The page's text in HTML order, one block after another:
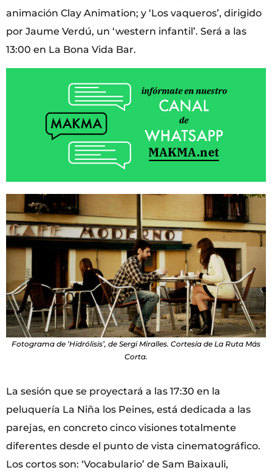
animación Clay Animation; y ‘Los vaqueros’, dirigido
por Jaume Verdú, un ‘western infantil’. Será a las
13:00 en La Bona Vida Bar.
Fotograma de ‘Hidrólisis’, de Sergi Miralles. Cortesía de La Ruta Más
Corta.
La sesión que se proyectará a las 17:30 en la
peluquería La Niña los Peines, está dedicada a las
parejas, en concreto cinco visiones totalmente
diferentes desde el punto de vista cinematográfico.
Los cortos son: ‘Vocabulario’ de Sam Baixauli,